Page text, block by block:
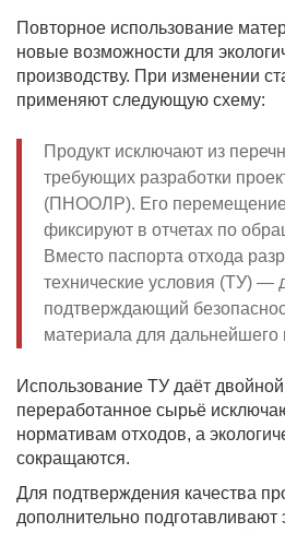
Повторное использование
новые возможности для
производству. При изменении
применяют следующую схему:
Продукт исключают из
требующих разработки
(ПНООЛР). Его
фиксируют в отчетах по
Вместо паспорта отхода
технические условия (ТУ) —
подтверждающий
материала для дальнейшего
Использование ТУ даёт
переработанное сырьё
нормативам отходов, а
сокращаются.
Для подтверждения качества
дополнительно подготавливают